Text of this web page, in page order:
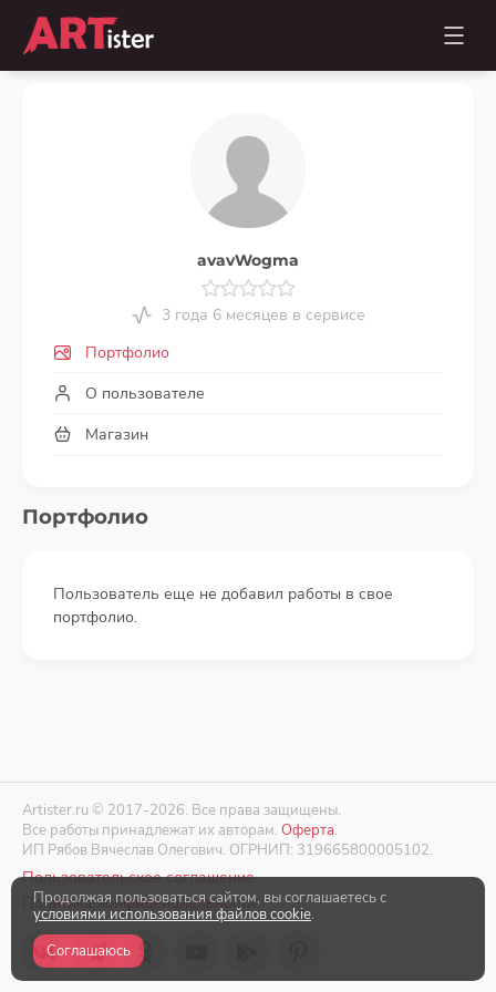
avavWogma
3 года 6 месяцев в сервисе
Портфолио
О пользователе
Магазин
Портфолио
Пользователь еще не добавил работы в свое
портфолио.
Artister.ru © 2017-2026. Все права защищены.
Все работы принадлежат их авторам. Оферта.
ИП Рябов Вячеслав Олегович. ОГРНИП: 319665800005102.
Пользовательское соглашение
Политика конфиденциальности
Продолжая пользоваться сайтом, вы соглашаетесь с
условиями использования файлов cookie.
Соглашаюсь